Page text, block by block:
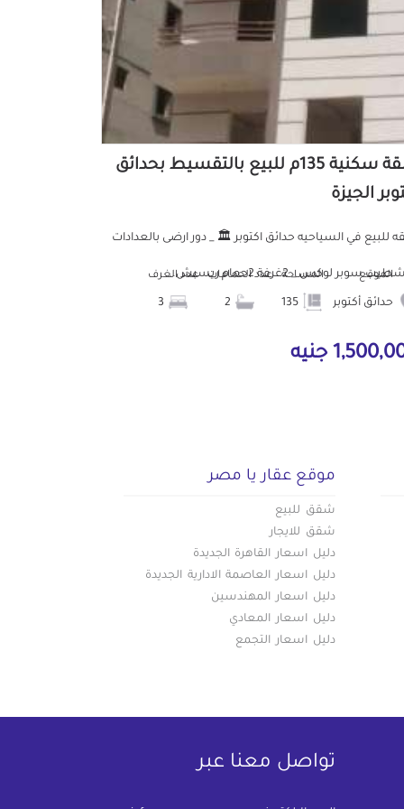
شقة سكنية 135م للبيع بالتقسيط بحدائق
الجيزة
للبيع في السياحيه حدائق اكتوبر 🏛️ _ دور ارضى بالعدادات
سوبر لوكس _ 2غرفة 2حمام ريسبش...
الموقع
حدائق أكتوبر
المساحة عدد الحمامات عدد الغرف
جنيه
موقع عقار يا مصر
شقق للبيع
شقق للايجار
دليل اسعار القاهرة الجديدة
دليل اسعار العاصمة الادارية الجديدة
دليل اسعار المهندسين
دليل اسعار المعادي
دليل اسعار التجمع
تواصل معنا عبر